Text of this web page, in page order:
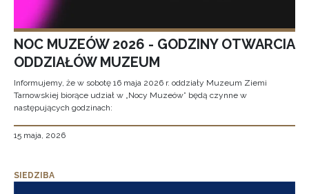
NOC MUZEÓW 2026 - GODZINY OTWARCIA
ODDZIAŁÓW MUZEUM
Informujemy, że w sobotę 16 maja 2026 r. oddziały Muzeum Ziemi
Tarnowskiej biorące udział w „Nocy Muzeów” będą czynne w
następujących godzinach:
15 maja, 2026
SIEDZIBA